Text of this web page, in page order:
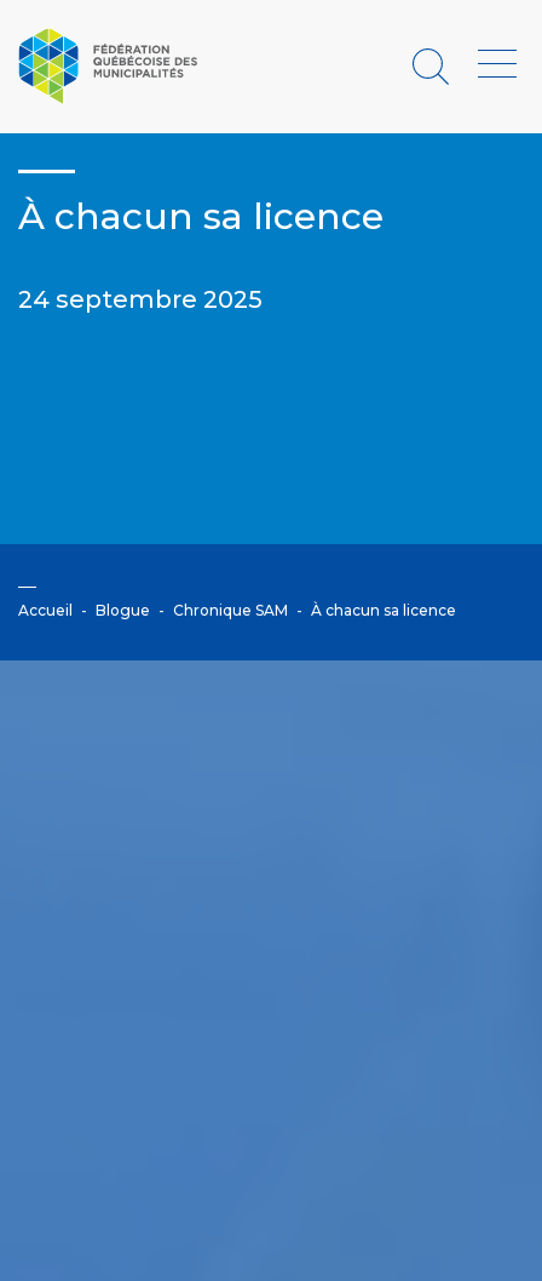
Rechercher
À chacun sa licence
24 septembre 2025
Accueil Blogue Chronique SAM À chacun sa licence